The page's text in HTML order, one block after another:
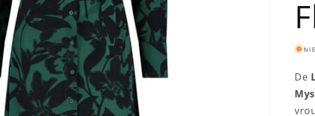
De